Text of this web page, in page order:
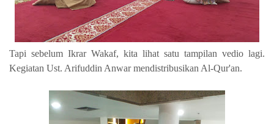
Tapi sebelum Ikrar Wakaf, kita lihat satu tampilan vedio lagi.
Kegiatan Ust. Arifuddin Anwar mendistribusikan Al-Qur'an.